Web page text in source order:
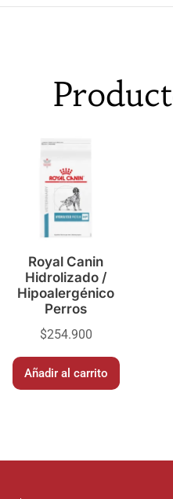
Royal Canin
Hidrolizado /
Hipoalergénico
Perros
$254.900
Añadir al carrito